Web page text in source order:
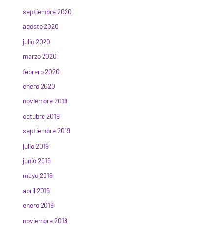
septiembre 2020
agosto 2020
julio 2020
marzo 2020
febrero 2020
enero 2020
noviembre 2019
octubre 2019
septiembre 2019
julio 2019
junio 2019
mayo 2019
abril 2019
enero 2019
noviembre 2018